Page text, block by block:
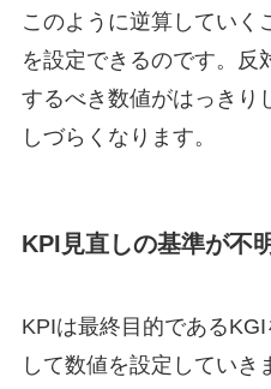
このように逆算していく
を設定できるのです。反
するべき数値がはっきり
しづらくなります。
KPI見直しの基準が不
KPIは最終目的である
して数値を設定していき